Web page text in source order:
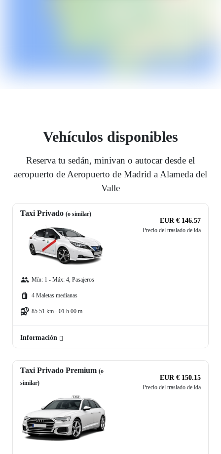
Vehículos disponibles
Reserva tu sedán, minivan o autocar desde el
aeropuerto de Aeropuerto de Madrid a Alameda del
Valle
Taxi Privado (o similar)
EUR € 146.57
Precio del traslado de ida
Mín: 1 - Máx: 4, Pasajeros
4 Maletas medianas
85.51 km - 01 h 00 m
Información
Taxi Privado Premium (o
similar)
EUR € 150.15
Precio del traslado de ida